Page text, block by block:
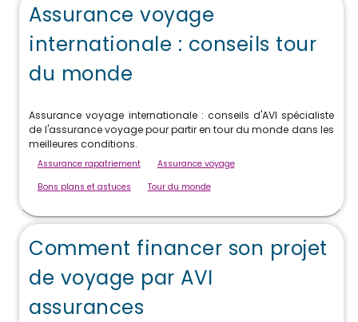
Assurance voyage
internationale : conseils tour
du monde
Assurance voyage internationale : conseils d'AVI spécialiste
de l'assurance voyage pour partir en tour du monde dans les
meilleures conditions.
Assurance rapatriement
Assurance voyage
Bons plans et astuces
Tour du monde
Comment financer son projet
de voyage par AVI
assurances